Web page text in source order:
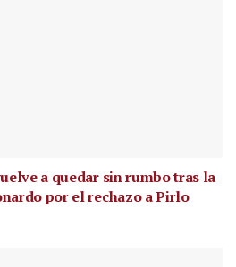
a quedar sin rumbo tras la
por el rechazo a Pirlo